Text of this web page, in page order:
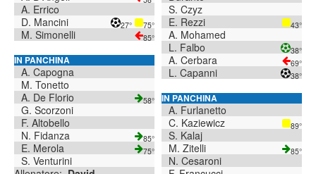
A. Errico
D. Mancini
27° 75°
M. Simonelli 85°
IN PANCHINA
A. Capogna
M. Tonetto
A. De Florio
58°
G. Scorzoni
F. Altobello
N. Fidanza
85°
E. Merola 75°
S. Venturini
S. Czyz
E. Rezzi
43°
A. Mohamed
L. Falbo
38°
A. Cerbara 69°
L. Capanni 38°
IN PANCHINA
A. Furlanetto
C. Kaziewicz
89°
S. Kalaj
M. Zitelli
85°
N. Cesaroni